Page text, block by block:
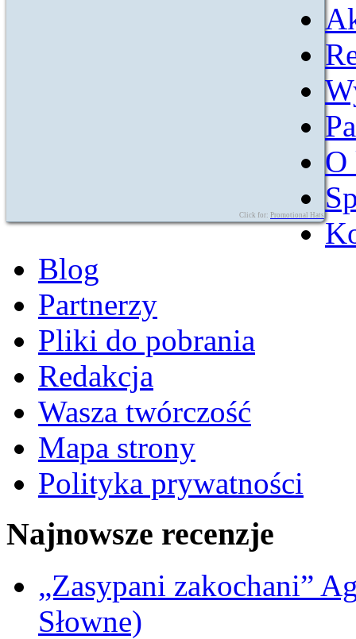
Click for: Promotional Hats
O
Blog
Partnerzy
Pliki do pobrania
Redakcja
Wasza twórczość
Mapa strony
Polityka prywatności
Najnowsze recenzje
„Zasypani zakochani”
Słowne)